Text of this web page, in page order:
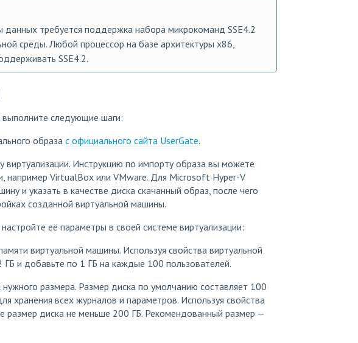
требуется поддержка набора микрокоманд SSE4.2
среды. Любой процессор на базе архитектуры x86,
SSE4.2.
следующие шаги:
образас официального сайта UserGate.
виртуализации. Инструкцию по импорту образа вы можете
например VirtualBox или VMware. Для Microsoft Hyper-V
и указать в качестве диска скачанный образ, после чего
созданной виртуальной машины.
её параметры в своей системе виртуализации:
виртуальной машины. Используя свойства виртуальной
и добавьте по 1 ГБ на каждые 100 пользователей.
размера. Размер диска по умолчанию составляет 100
хранения всех журналов и параметров. Используя свойства
размер диска не меньше 200 ГБ. Рекомендованный размер —